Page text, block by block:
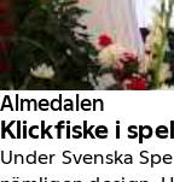
Almedalen
Klickfiske i
Under Svenska